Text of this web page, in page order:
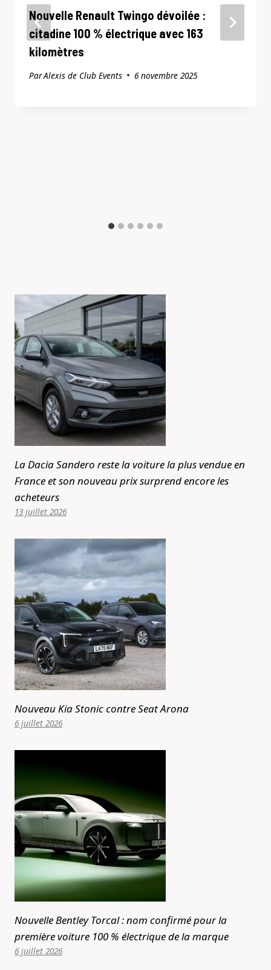
Nouvelle Renault Twingo dévoilée :
citadine 100 % électrique avec 163
kilomètres
ParAlexis de Club Events 6 novembre 2025
La Dacia Sandero reste la voiture la plus vendue en
France et son nouveau prix surprend encore les
acheteurs
13 juillet 2026
Nouveau Kia Stonic contre Seat Arona
6 juillet 2026
Nouvelle Bentley Torcal : nom confirmé pour la
première voiture 100 % électrique de la marque
6 juillet 2026